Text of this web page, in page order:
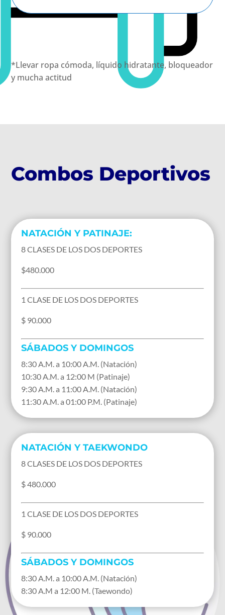
*Llevar ropa cómoda, líquido hidratante, bloqueador
y mucha actitud
Combos Deportivos
NATACIÓN Y PATINAJE:
8 CLASES DE LOS DOS DEPORTES
$480.000
1 CLASE DE LOS DOS DEPORTES
$ 90.000
SÁBADOS Y DOMINGOS
8:30 A.M. a 10:00 A.M. (Natación)
10:30 A.M. a 12:00 M (Patinaje)
9:30 A.M. a 11:00 A.M. (Natación)
11:30 A.M. a 01:00 P.M. (Patinaje)
NATACIÓN Y TAEKWONDO
8 CLASES DE LOS DOS DEPORTES
$ 480.000
1 CLASE DE LOS DOS DEPORTES
$ 90.000
SÁBADOS Y DOMINGOS
8:30 A.M. a 10:00 A.M. (Natación)
8:30 A.M a 12:00 M. (Taewondo)